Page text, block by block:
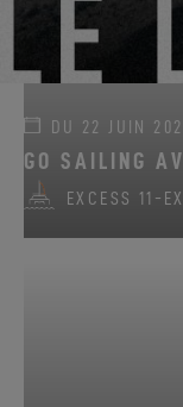
DU 22 JUIN
GO SAILING
EXCESS 11 -